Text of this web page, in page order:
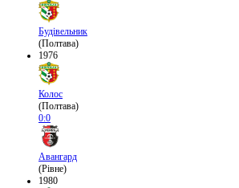
Будівельник
(Полтава)
1976
Колос
(Полтава)
0:0
Авангард
(Рівне)
1980